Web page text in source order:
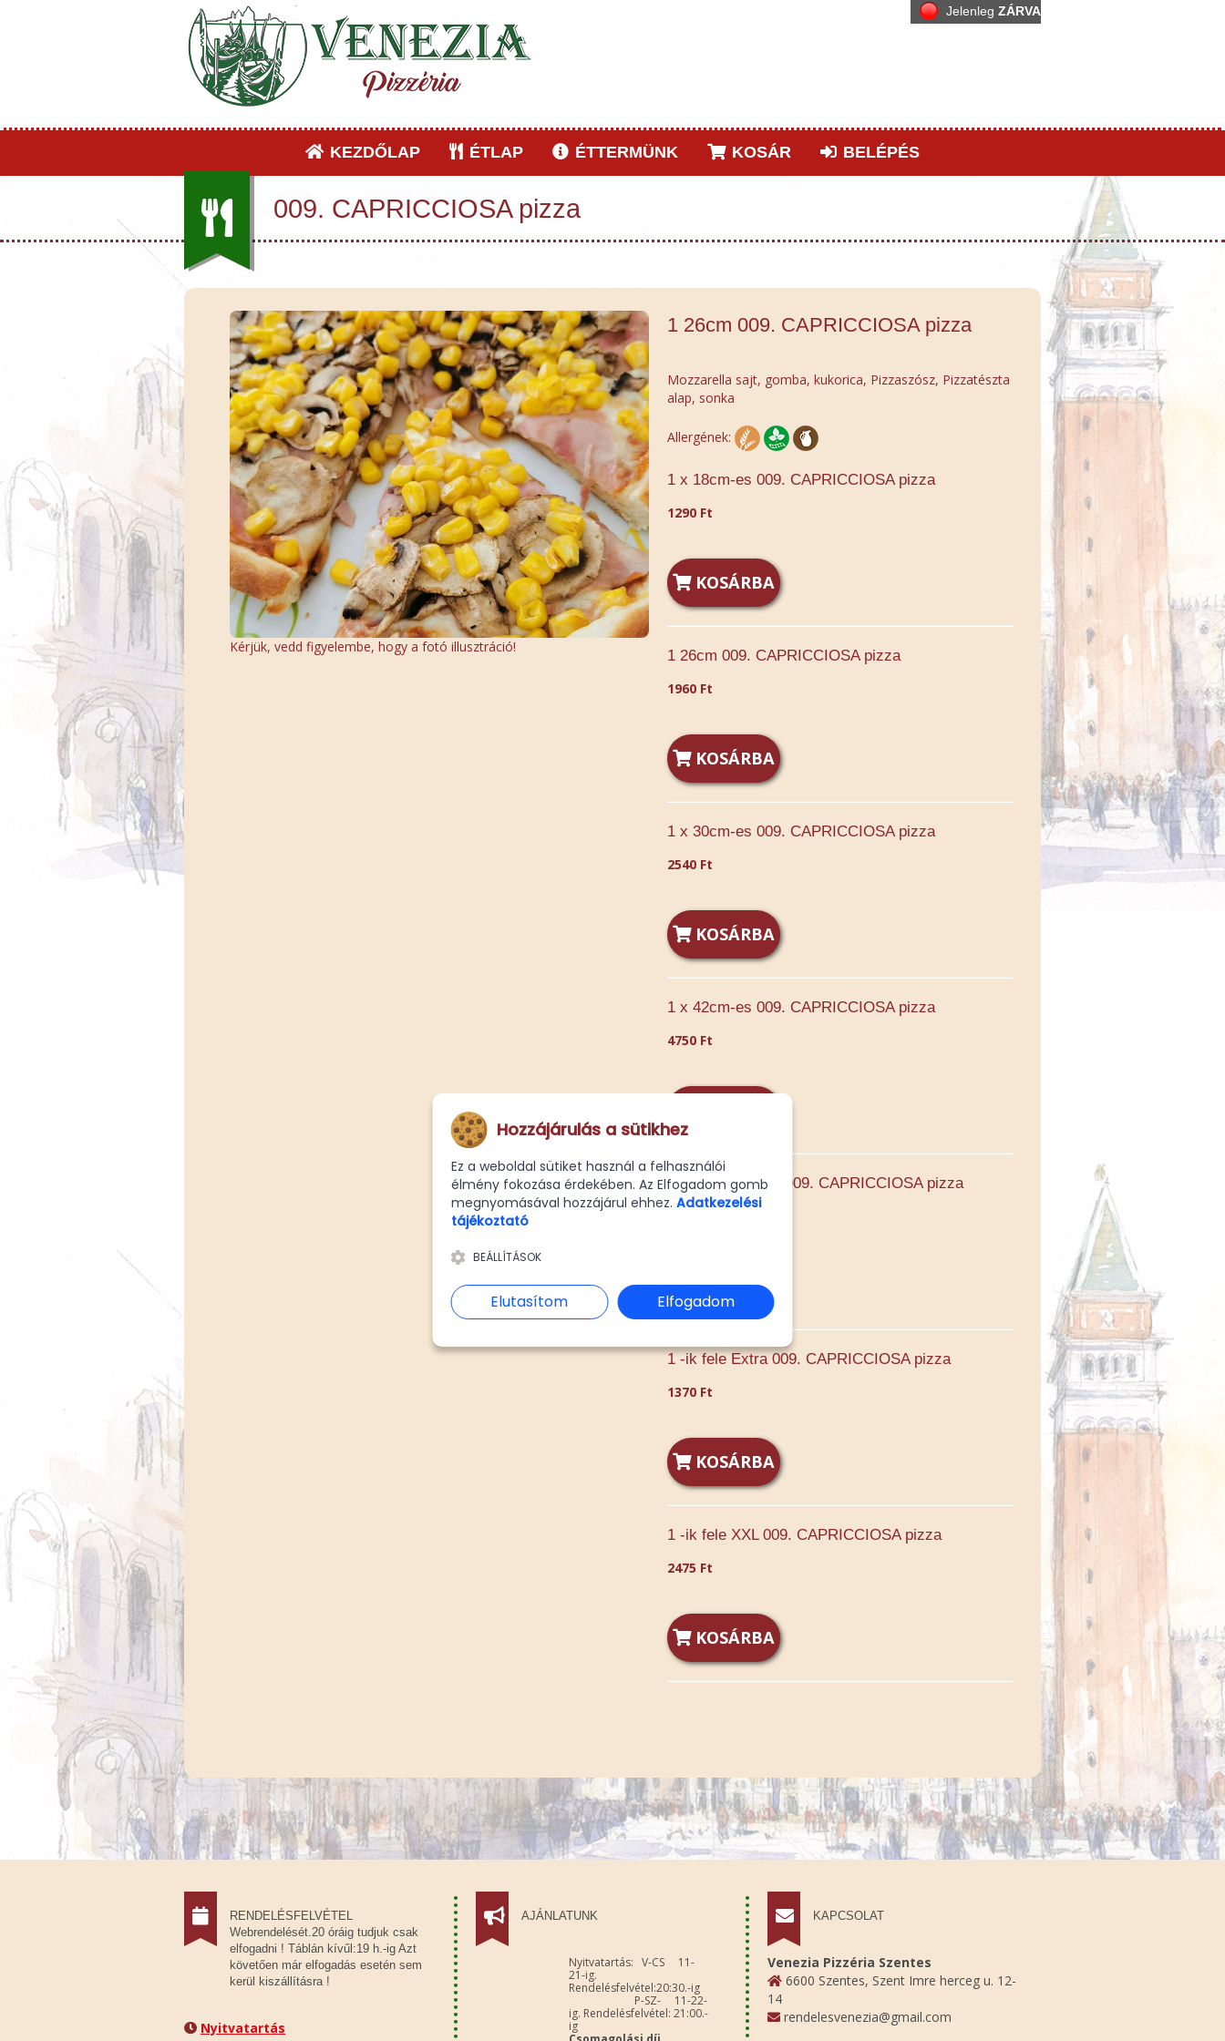
Jelenleg ZÁRVA
KEZDŐLAP ÉTLAP ÉTTERMÜNK KOSÁR BELÉPÉS
009. CAPRICCIOSA pizza
Kérjük, vedd figyelembe, hogy a fotó illusztráció!
1 26cm 009. CAPRICCIOSA pizza
Mozzarella sajt, gomba, kukorica, Pizzaszósz, Pizzatészta
alap, sonka
Allergének:
1 x 18cm-es 009. CAPRICCIOSA pizza
1290 Ft
KOSÁRBA
1 26cm 009. CAPRICCIOSA pizza
1960 Ft
KOSÁRBA
1 x 30cm-es 009. CAPRICCIOSA pizza
2540 Ft
KOSÁRBA
1 x 42cm-es 009. CAPRICCIOSA pizza
4750 Ft
1 -ik fele Normál 009. CAPRICCIOSA pizza
KOSÁRBA
1 -ik fele Extra 009. CAPRICCIOSA pizza
1370 Ft
KOSÁRBA
1 -ik fele XXL 009. CAPRICCIOSA pizza
2475 Ft
KOSÁRBA
RENDELÉSFELVÉTEL
Webrendelését.20 óráig tudjuk csak
elfogadni ! Táblán kívűl:19 h.-ig Azt
követően már elfogadás esetén sem
kerül kiszállításra !
Nyitvatartás
AJÁNLATUNK
Nyitvatartás: V-CS 11-
21-ig.
Rendelésfelvétel:20:30.-ig
P-SZ- 11-22-
ig. Rendelésfelvétel: 21:00.-
ig
KAPCSOLAT
Venezia Pizzéria Szentes
6600 Szentes, Szent Imre herceg u. 12-
14
rendelesvenezia@gmail.com
Hozzájárulás a sütikhez
Ez a weboldal sütiket használ a felhasználói
élmény fokozása érdekében. Az Elfogadom gomb
megnyomásával hozzájárul ehhez. Adatkezelési
tájékoztató
BEÁLLÍTÁSOK
Elutasítom Elfogadom